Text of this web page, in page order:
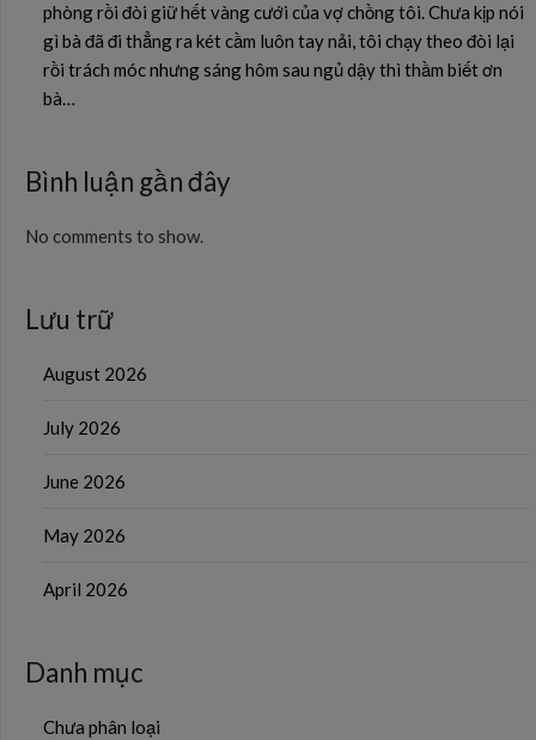
phòng rồi đòi giữ hết vàng cưới của vợ chồng tôi. Chưa kịp nói
gì bà đã đi thẳng ra két cầm luôn tay nải, tôi chạy theo đòi lại
rồi trách móc nhưng sáng hôm sau ngủ dậy thì thầm biết ơn
bà…
Bình luận gần đây
No comments to show.
Lưu trữ
August 2026
July 2026
June 2026
May 2026
April 2026
Danh mục
Chưa phân loại